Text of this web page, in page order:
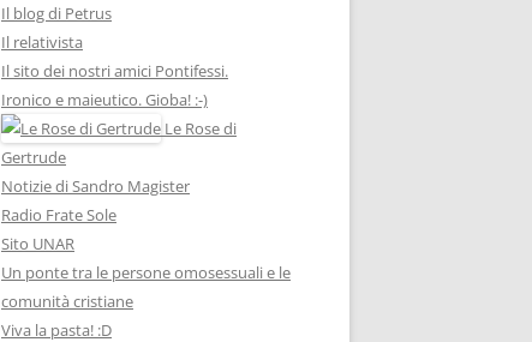
Il blog di Petrus
Il relativista
Il sito dei nostri amici Pontifessi.
Ironico e maieutico. Gioba! :-)
Le Rose di
Gertrude
Notizie di Sandro Magister
Radio Frate Sole
Sito UNAR
Un ponte tra le persone omosessuali e le
comunità cristiane
Viva la pasta! :D